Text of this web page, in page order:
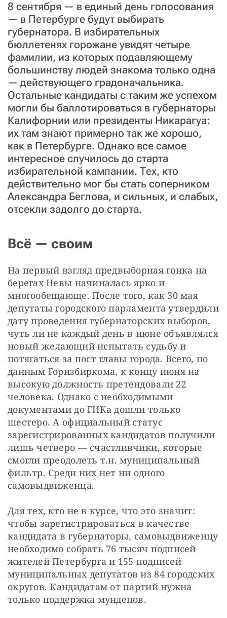
8 сентября — в единый день голосования
— в Петербурге будут выбирать
губернатора. В избирательных
бюллетенях горожане увидят четыре
фамилии, из которых подавляющему
большинству людей знакома только одна
— действующего градоначальника.
Остальные кандидаты с таким же успехом
могли бы баллотироваться в губернаторы
Калифорнии или президенты Никарагуа:
их там знают примерно так же хорошо,
как в Петербурге. Однако все самое
интересное случилось до старта
избирательной кампании. Тех, кто
действительно мог бы стать соперником
Александра Беглова, и сильных, и слабых,
отсекли задолго до старта.
Всё — своим
На первый взгляд предвыборная гонка на
берегах Невы начиналась ярко и
многообещающе. После того, как 30 мая
депутаты городского парламента утвердили
дату проведения губернаторских выборов,
чуть ли не каждый день в июне объявлялся
новый желающий испытать судьбу и
потягаться за пост главы города. Всего, по
данным Горизбиркома, к концу июня на
высокую должность претендовали 22
человека. Однако с необходимыми
документами до ГИКа дошли только
шестеро. А официальный статус
зарегистрированных кандидатов получили
лишь четверо — счастливчики, которые
смогли преодолеть т.н. муниципальный
фильтр. Среди них нет ни одного
самовыдвиженца.
Для тех, кто не в курсе, что это значит:
чтобы зарегистрироваться в качестве
кандидата в губернаторы, самовыдвиженцу
необходимо собрать 76 тысяч подписей
жителей Петербурга и 155 подписей
муниципальных депутатов из 84 городских
округов. Кандидатам от партий нужна
только поддержка мундепов.